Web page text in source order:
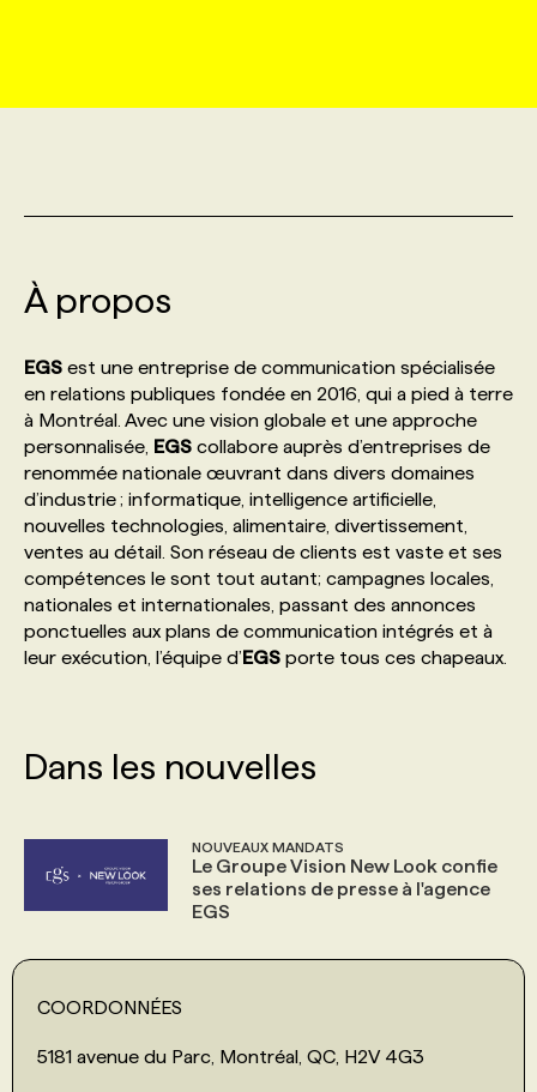
INITIATIVES NUMÉRIQUES
PRIX ET DISTINCTIONS
TENDANCES
MARKETING DURABLE
ÉVÉNEMENTIEL
NOS AUTEUR‧RICES
ANNONCEZ AVEC NOUS
PROFIL ENTREPRISE
FAQ
ANNONCEZ AVEC NOUS
PROFIL CANDIDAT
ANNONCEZ AVEC NOUS
NOS PARCOURS DE FORMATIONS
FORMATIONS PERSONNALISÉES
NOS FORMATEUR‧RICES
POURQUOI CHOISIR NOS FORMATIONS
NOS TARIFS
PROGRAMMES DE SUBVENTIONS
FAQ
SERVICE DE CHASSE DE TÊTE
NOS TARIFS
NOS EXPERTISES
FAQ
ANNONCEZ AVEC NOUS
À propos
EGS est une entreprise de communication spécialisée
en relations publiques fondée en 2016, qui a pied à terre
à Montréal. Avec une vision globale et une approche
personnalisée, EGS collabore auprès d’entreprises de
renommée nationale œuvrant dans divers domaines
d’industrie ; informatique, intelligence artificielle,
nouvelles technologies, alimentaire, divertissement,
ventes au détail. Son réseau de clients est vaste et ses
compétences le sont tout autant; campagnes locales,
nationales et internationales, passant des annonces
ponctuelles aux plans de communication intégrés et à
leur exécution, l’équipe d’EGS porte tous ces chapeaux.
Dans les nouvelles
NOUVEAUX MANDATS
Le Groupe Vision New Look confie
ses relations de presse à l'agence
EGS
COORDONNÉES
5181 avenue du Parc, Montréal, QC, H2V 4G3